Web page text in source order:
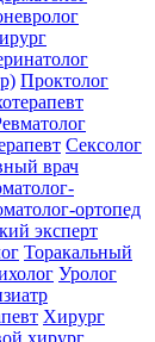
Проктолог
Сексолог
врач
ортопед
эксперт
Торакальный
Уролог
Хирург
хирург